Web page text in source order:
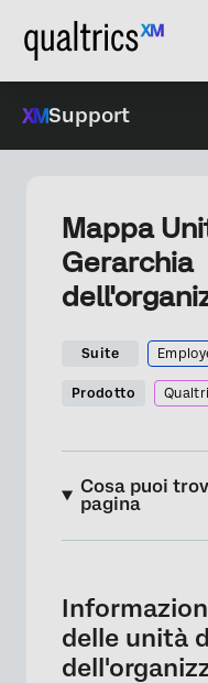
Support
Mappa
Gerarchia
Suite
Prodotto
Cosa puoi
pagina
Come mappare
Gerarchie di
delle unità